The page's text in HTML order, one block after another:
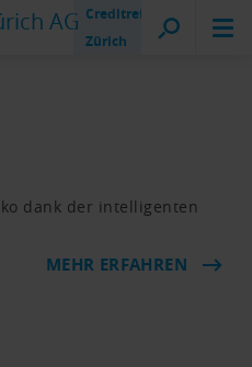
Creditreform
Zürich
dank der intelligenten
MEHR ERFAHREN